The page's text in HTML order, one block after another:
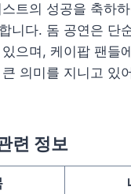
트의 성공을 축하
니다. 돔 공연은 단
으며, 케이팝 팬들
의미를 지니고 있
련 정보